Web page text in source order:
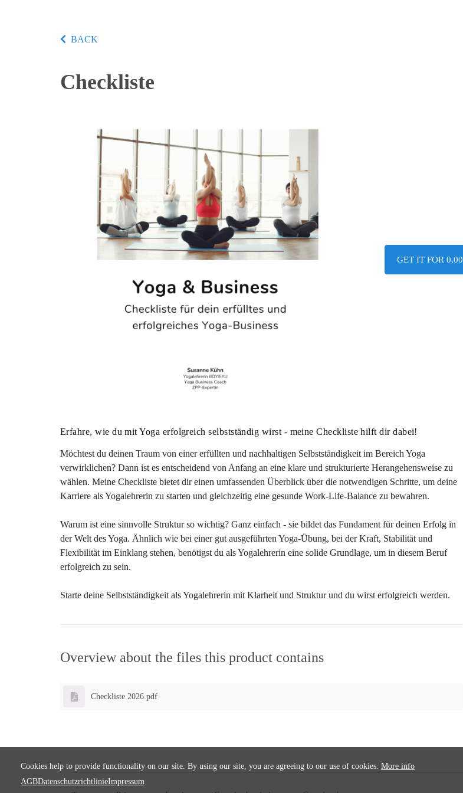
BACK
Checkliste
GET IT FOR 0,00
Erfahre, wie du mit Yoga erfolgreich selbstständig wirst - meine Checkliste hilft dir dabei!
Möchtest du deinen Traum von einer erfüllten und nachhaltigen Selbstständigkeit im Bereich Yoga
verwirklichen? Dann ist es entscheidend von Anfang an eine klare und strukturierte Herangehensweise zu
wählen. Meine Checkliste bietet dir einen umfassenden Überblick über die notwendigen Schritte, um deine
Karriere als Yogalehrerin zu starten und gleichzeitig eine gesunde Work-Life-Balance zu bewahren.
Warum ist eine sinnvolle Struktur so wichtig? Ganz einfach - sie bildet das Fundament für deinen Erfolg in
der Welt des Yoga. Ähnlich wie bei einer gut ausgeführten Yoga-Übung, bei der Kraft, Stabilität und
Flexibilität im Einklang stehen, benötigst du als Yogalehrerin eine solide Grundlage, um in diesem Beruf
erfolgreich zu sein.
Starte deine Selbstständigkeit als Yogalehrerin mit Klarheit und Struktur und du wirst erfolgreich werden.
Overview about the files this product contains
Checkliste 2026.pdf
Cookies help to provide functionality on our site. By using our site, you are agreeing to our use of cookies. More info
AGBDatenschutzrichtlinieImpressum